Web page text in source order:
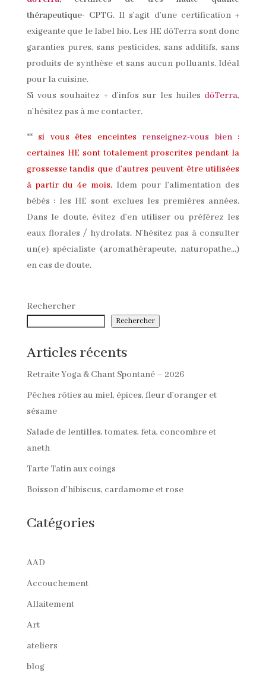
thérapeutique- CPTG. Il s’agit d’une certification +
exigeante que le label bio. Les HE dōTerra sont donc
garanties pures, sans pesticides, sans additifs, sans
produits de synthèse et sans aucun polluants. Idéal
pour la cuisine.
Si vous souhaitez + d’infos sur les huiles dōTerra,
n’hésitez pas à me contacter.
** si vous êtes enceintes renseignez-vous bien:
certaines HE sont totalement proscrites pendant la
grossesse tandis que d’autres peuvent être utilisées
à partir du 4e mois. Idem pour l’alimentation des
bébés : les HE sont exclues les premières années.
Dans le doute, évitez d’en utiliser ou préférez les
eaux florales / hydrolats. N’hésitez pas à consulter
un(e) spécialiste (aromathérapeute, naturopathe…)
en cas de doute.
Rechercher
Rechercher
Articles récents
Retraite Yoga & Chant Spontané – 2026
Pêches rôties au miel, épices, fleur d’oranger et
sésame
Salade de lentilles, tomates, feta, concombre et
aneth
Tarte Tatin aux coings
Boisson d’hibiscus, cardamome et rose
Catégories
AAD
Accouchement
Allaitement
Art
ateliers
blog